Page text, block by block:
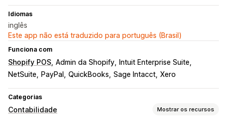
Idiomas
inglês
Este app não está traduzido para português (Brasil)
Funciona com
Shopify POS Admin da Shopify
Intuit Enterprise Suite
NetSuite
PayPal QuickBooks Sage Intacct Xero
Categorias
Contabilidade Mostrar os recursos